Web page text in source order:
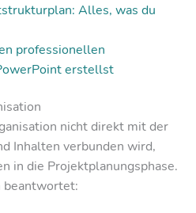
Alles, was du
professionellen
erstellst
nicht direkt mit der
Inhalten verbunden wird,
in die Projektplanungsphase.
beantwortet: